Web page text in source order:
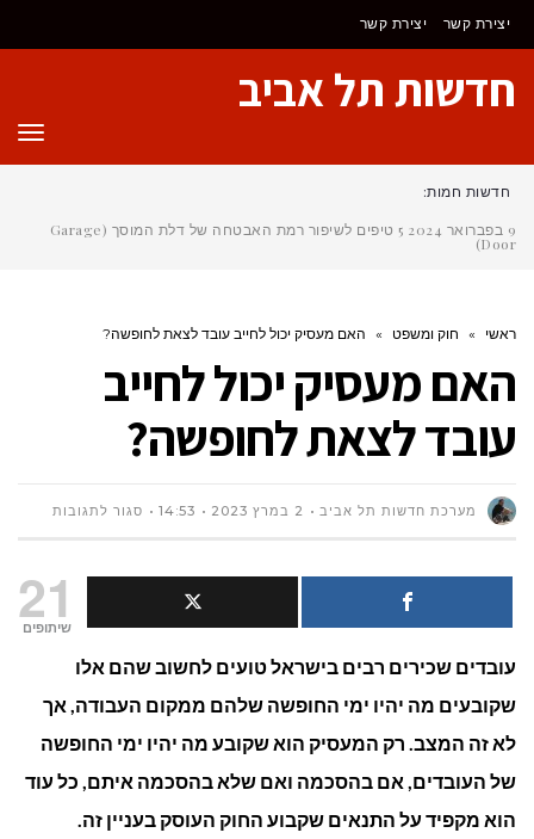
יצירת קשר יצירת קשר
חדשות תל אביב
חדשות חמות:
9 בפברואר 2024
5 טיפים לשיפור רמת האבטחה של דלת המוסך (Garage
Door)
ראשי » חוק ומשפט » האם מעסיק יכול לחייב עובד לצאת לחופשה?
האם מעסיק יכול לחייב
עובד לצאת לחופשה?
מערכת חדשות תל אביב 2 במרץ 2023 14:53 סגור לתגובותעל
מעסיק
לחייב
21
שיתופים
עובדים שכירים רבים בישראל טועים לחשוב שהם אלו
שקובעים מה יהיו ימי החופשה שלהם ממקום העבודה, אך
לא זה המצב. רק המעסיק הוא שקובע מה יהיו ימי החופשה
של העובדים, אם בהסכמה ואם שלא בהסכמה איתם, כל עוד
הוא מקפיד על התנאים שקבוע החוק העוסק בעניין זה.